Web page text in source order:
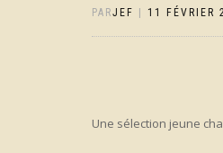
PARJEF 11 FÉVRIER
Une sélection jeune